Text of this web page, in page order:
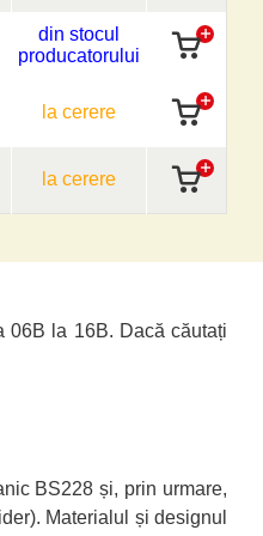
din stocul
producatorului
la cerere
la cerere
06B la 16B. Dacă căutați
BS228 și, prin urmare,
Materialul și designul